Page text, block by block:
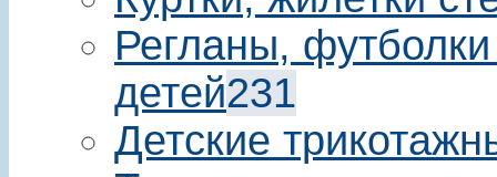
Регланы,
детей231
Детские